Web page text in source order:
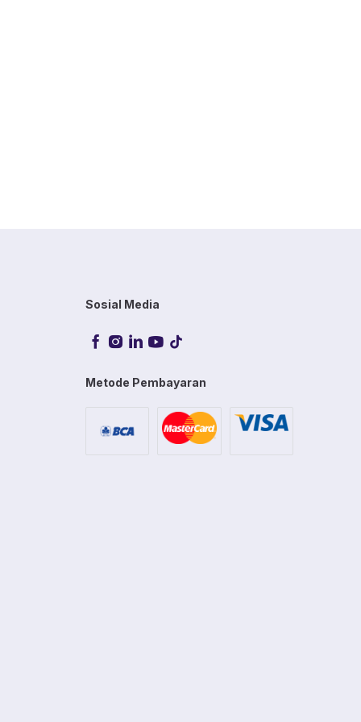
Sosial Media
Metode Pembayaran